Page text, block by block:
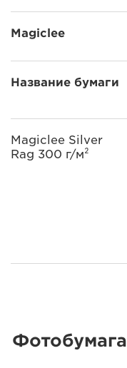
Magiclee
Название бумаги
Magiclee Silver
Rag 300 г/м²